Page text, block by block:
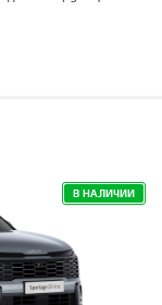
В НАЛИЧИИ